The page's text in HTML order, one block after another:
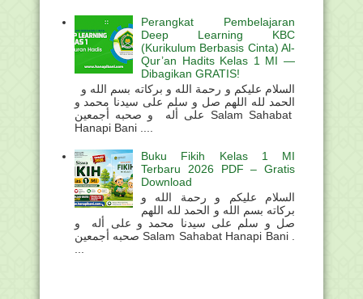
Perangkat Pembelajaran
Deep Learning KBC
(Kurikulum Berbasis Cinta) Al-
Qur’an Hadits Kelas 1 MI —
Dibagikan GRATIS!
الحمد لله اللهم صل و سلم على سيدنا محمد و
على أله و صحبه أجمعين Salam Sahabat
Hanapi Bani ....
Buku Fikih Kelas 1 MI
Terbaru 2026 PDF – Gratis
Download
السلام عليكم و رحمة الله و
بركاته بسم الله و الحمد لله اللهم
صل و سلم على سيدنا محمد و على أله و
صحبه أجمعين Salam Sahabat Hanapi Bani .
...